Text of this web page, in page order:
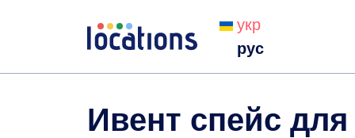
укр
рус
Ивент спейс